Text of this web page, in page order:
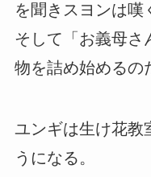
を聞きスヨンは嘆
そして「お義母さ
物を詰め始めるの
ユンギは生け花教
うになる。